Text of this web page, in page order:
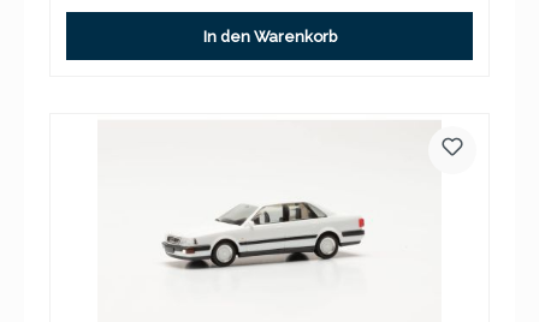
In den Warenkorb